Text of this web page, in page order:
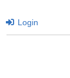
Login